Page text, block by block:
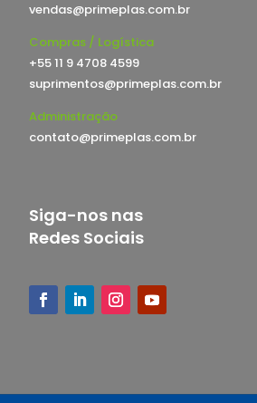
vendas@primeplas.com.br
Compras / Logística
+55 11 9 4708 4599
suprimentos@primeplas.com.br
Administração
contato@primeplas.com.br
Siga-nos nas
Redes Sociais